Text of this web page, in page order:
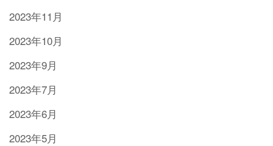
2023年11月
2023年10月
2023年9月
2023年7月
2023年6月
2023年5月